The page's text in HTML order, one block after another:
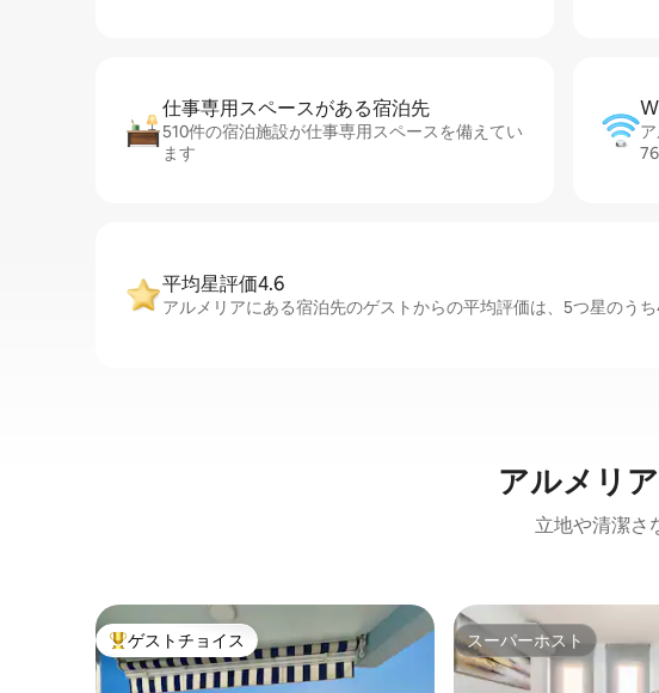
仕事専用ス⁠ペ⁠ー⁠スがあ⁠る宿⁠泊⁠先
510件の宿泊施設が仕事専用スペースを備えてい
ます
平均星評価4.6
アルメリアにある宿泊先のゲストからの平均評価は、5つ星のう
アルメリ
立地や清潔さ
大好評のゲストチョイスです。
ゲストチョイス スーパーホスト
スーパーホスト